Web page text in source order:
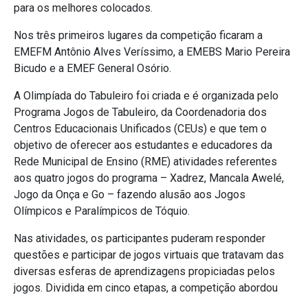
para os melhores colocados.
Nos três primeiros lugares da competição ficaram a
EMEFM Antônio Alves Veríssimo, a EMEBS Mario Pereira
Bicudo e a EMEF General Osório.
A Olimpíada do Tabuleiro foi criada e é organizada pelo
Programa Jogos de Tabuleiro, da Coordenadoria dos
Centros Educacionais Unificados (CEUs) e que tem o
objetivo de oferecer aos estudantes e educadores da
Rede Municipal de Ensino (RME) atividades referentes
aos quatro jogos do programa – Xadrez, Mancala Awelé,
Jogo da Onça e Go – fazendo alusão aos Jogos
Olímpicos e Paralímpicos de Tóquio.
Nas atividades, os participantes puderam responder
questões e participar de jogos virtuais que tratavam das
diversas esferas de aprendizagens propiciadas pelos
jogos. Dividida em cinco etapas, a competição abordou